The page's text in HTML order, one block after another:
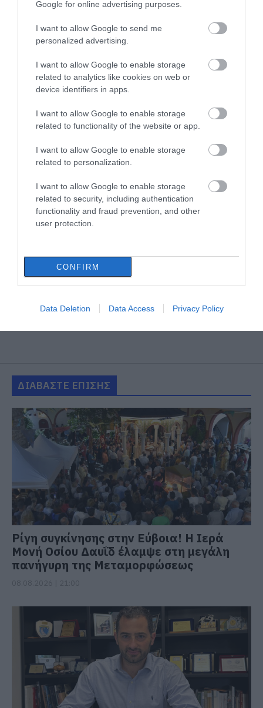
Google for online advertising purposes.
I want to allow Google to send me
personalized advertising.
I want to allow Google to enable storage
related to analytics like cookies on web or
device identifiers in apps.
I want to allow Google to enable storage
related to functionality of the website or app.
I want to allow Google to enable storage
related to personalization.
I want to allow Google to enable storage
related to security, including authentication
functionality and fraud prevention, and other
user protection.
CONFIRM
Data Deletion Data Access Privacy Policy
ΔΙΑΒΑΣΤΕ ΕΠΙΣΗΣ
Ρίγη συγκίνησης στην Εύβοια! Η Ιερά
Μονή Οσίου Δαυΐδ έλαμψε στη μεγάλη
πανήγυρη της Μεταμορφώσεως